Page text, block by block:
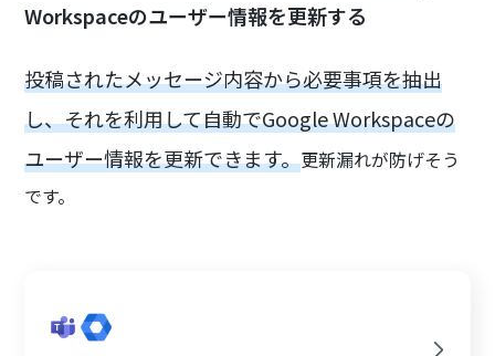
Workspaceのユーザー情報を更新する
投稿されたメッセージ内容から必要事項を抽出
し、それを利用して自動でGoogle Workspaceの
ユーザー情報を更新できます。更新漏れが防げそう
です。